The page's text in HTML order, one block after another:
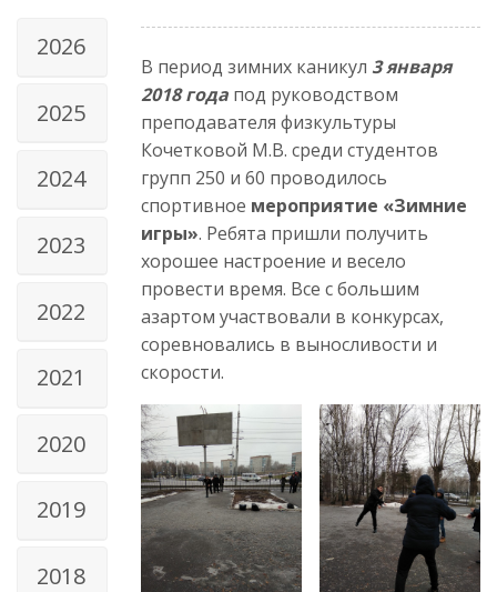
2026
2025
2024
2023
2022
2021
2020
2019
2018
В период зимних каникул 3 января
2018 года под руководством
преподавателя физкультуры
Кочетковой М.В. среди студентов
групп 250 и 60 проводилось
спортивное мероприятие «Зимние
игры». Ребята пришли получить
хорошее настроение и весело
провести время. Все с большим
азартом участвовали в конкурсах,
соревновались в выносливости и
скорости.